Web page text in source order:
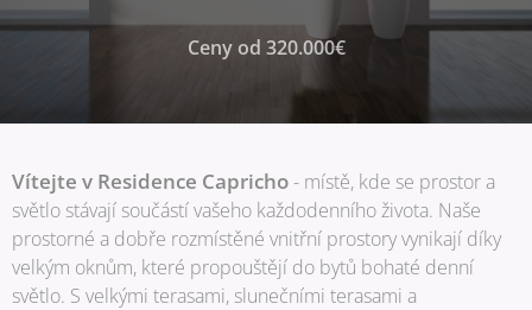
Ceny od 320.000€
Vítejte v Residence Capricho- místě, kde se prostor a
světlo stávají součástí vašeho každodenního života. Naše
prostorné a dobře rozmístěné vnitřní prostory vynikají díky
velkým oknům, které propouštějí do bytů bohaté denní
světlo. S velkými terasami, slunečními terasami a